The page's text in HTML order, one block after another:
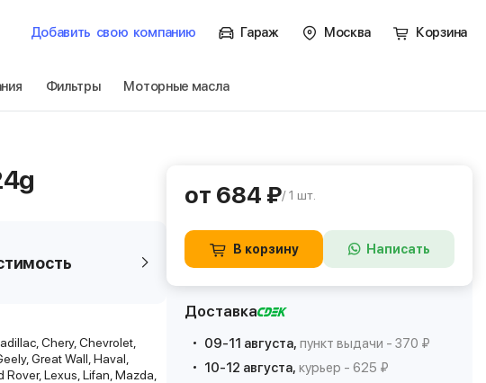
Добавить свою компанию Гараж Москва Корзина
Фильтры Моторные масла
Chery, Chevrolet,
Great Wall, Haval,
Lexus, Lifan, Mazda,
от 684 ₽/ 1 шт.
В корзину Написать
Доставка
09-11 августа, пункт выдачи - 370 ₽
10-12 августа, курьер - 625 ₽